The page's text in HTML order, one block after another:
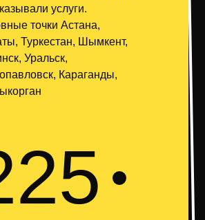
услуги.
точки Астана,
Туркестан, Шымкент,
Уральск,
Караганды,